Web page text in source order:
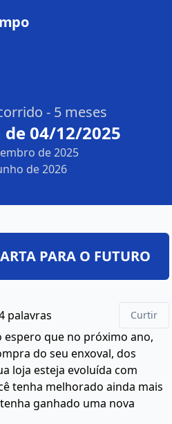
- 5 meses
04/12/2025
de 2025
de 2026
palavras Curtir
que no próximo ano,
do seu enxoval, dos
loja esteja evoluída com
tenha melhorado ainda mais
ganhado uma nova
PARA O FUTURO